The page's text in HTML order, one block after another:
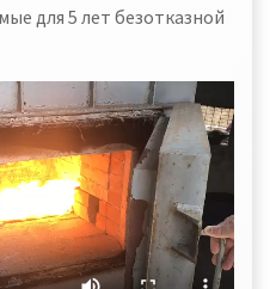
для 5 лет безотказной